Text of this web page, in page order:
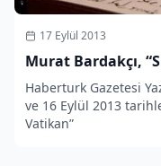
17 Eylül 2013
Murat Bardakçı,
Haberturk Gazetesi
ve 16 Eylül 2013
Vatikan”